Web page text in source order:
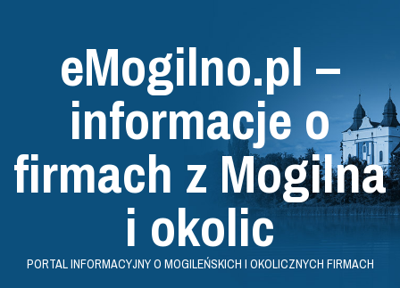
eMogilno.pl –
informacje o
firmach z Mogilna
i okolic
PORTAL INFORMACYJNY O MOGILEŃSKICH I OKOLICZNYCH FIRMACH